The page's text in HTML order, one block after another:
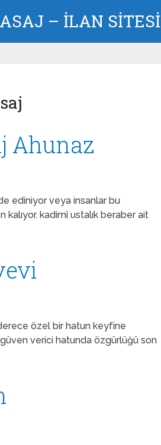
– İLAN SİTESİ
Ahunaz
ediniyor veya insanlar bu
kadimî ustalık beraber ait
özel bir hatun keyfine
güven verici hatunda özgürlüğü son